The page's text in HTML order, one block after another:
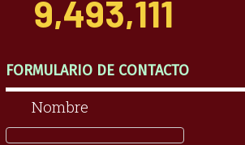
9,493,111
FORMULARIO DE CONTACTO
Nombre